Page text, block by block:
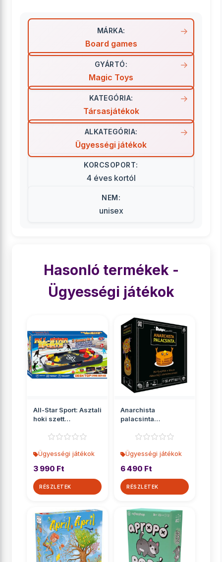
MÁRKA:
Board games
GYÁRTÓ:
Magic Toys
KATEGÓRIA:
Társasjátékok
ALKATEGÓRIA:
Ügyességi játékok
KORCSOPORT:
4 éves kortól
NEM:
unisex
Hasonló termékek -
Ügyességi játékok
All-Star Sport: Asztali
hoki szett
Ügyességi játékok
3 990 Ft
RÉSZLETEK
Anarchista
palacsinta
Ügyességi játékok
6 490 Ft
RÉSZLETEK